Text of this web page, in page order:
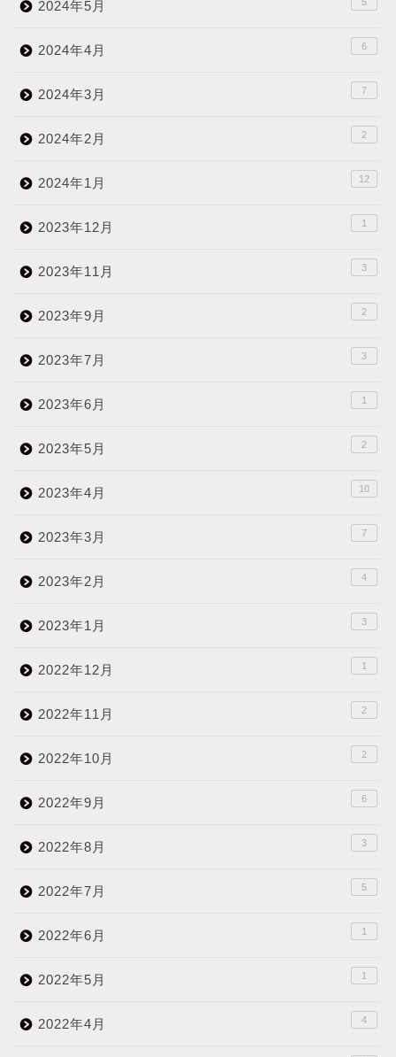
2024年5月
2024年4月 6
2024年3月 7
2024年2月 2
2024年1月 12
2023年12月 1
2023年11月 3
2023年9月 2
2023年7月 3
2023年6月 1
2023年5月 2
2023年4月 10
2023年3月 7
2023年2月 4
2023年1月 3
2022年12月 1
2022年11月 2
2022年10月 2
2022年9月 6
2022年8月 3
2022年7月 5
2022年6月 1
2022年5月 1
2022年4月 4